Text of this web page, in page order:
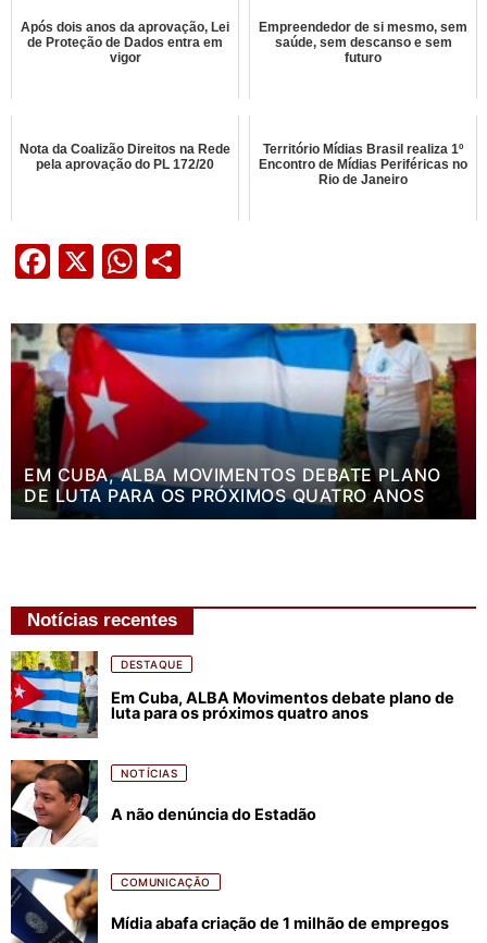
Após dois anos da aprovação, Lei
de Proteção de Dados entra em
vigor
Empreendedor de si mesmo, sem
saúde, sem descanso e sem
futuro
Nota da Coalizão Direitos na Rede
pela aprovação do PL 172/20
Território Mídias Brasil realiza 1º
Encontro de Mídias Periféricas no
Rio de Janeiro
Facebook
X WhatsApp
EM CUBA, ALBA MOVIMENTOS DEBATE PLANO
DE LUTA PARA OS PRÓXIMOS QUATRO ANOS
Notícias recentes
DESTAQUE
Em Cuba, ALBA Movimentos debate plano de
luta para os próximos quatro anos
NOTÍCIAS
A não denúncia do Estadão
COMUNICAÇÃO
Mídia abafa criação de 1 milhão de empregos